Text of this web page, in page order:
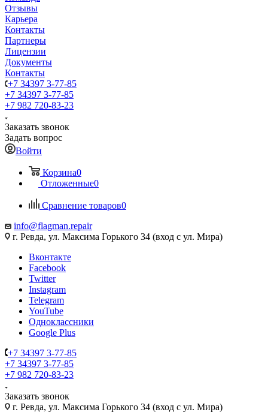
Отзывы
Карьера
Контакты
Партнеры
Лицензии
Документы
Контакты
+7 34397 3-77-85
+7 34397 3-77-85
+7 982 720-83-23
Заказать звонок
Задать вопрос
Войти
Корзина0
Отложенные0
Сравнение товаров0
info@flagman.repair
г. Ревда, ул. Максима Горького 34 (вход с ул. Мира)
Вконтакте
Facebook
Twitter
Instagram
Telegram
YouTube
Одноклассники
Google Plus
+7 34397 3-77-85
+7 34397 3-77-85
+7 982 720-83-23
Заказать звонок
г. Ревда, ул. Максима Горького 34 (вход с ул. Мира)